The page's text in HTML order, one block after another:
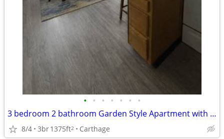
• • • • • • •
3 bedroom 2 bathroom Garden Style Apartment with Garage
8/4 3br1375ft2 Carthage